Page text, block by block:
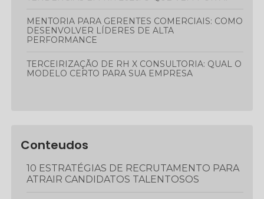
MENTORIA PARA GERENTES COMERCIAIS: COMO
DESENVOLVER LÍDERES DE ALTA
PERFORMANCE
TERCEIRIZAÇÃO DE RH X CONSULTORIA: QUAL O
MODELO CERTO PARA SUA EMPRESA
Conteudos
10 ESTRATÉGIAS DE RECRUTAMENTO PARA
ATRAIR CANDIDATOS TALENTOSOS